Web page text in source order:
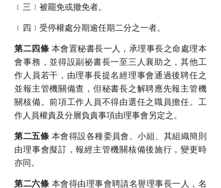
﹝三﹞被罷免或撤免者。
﹝四﹞受停權處分期逾任期二分之一者。
第二四條 本會置秘書長一人，承理事長之命處理本
會事務，並得設副祕書長一至三人襄助之，其他工
作人員若干，由理事長提名經理事會通過後聘任之
並報主管機關備查，但秘書長之解聘應先報主管機
關核備。前項工作人員不得由選任之職員擔任。工
作人員權責及分層負責事項由理事會另定之。
第二五條 本會得設各種委員會、小組、其組織簡則
由理事會擬訂，報經主管機關核備後施行，變更時
亦同。
第二六條 本會得由理事會聘請名譽理事長一人，名